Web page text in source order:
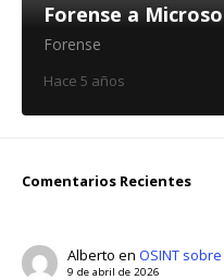
Forense a
Forense
Hace 5 años
Comentarios Recientes
Alberto enOSINT
9 de abril de 2026